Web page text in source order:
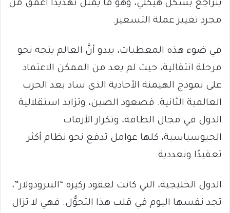
يتراجع بشكل هيكلي، وهو ما يمثل تهديدًا أعمق من
مجرد تغيير عملة التسعير.
في ضوء هذه المعطيات، يبدو أنَّ العالم يتجه نحو
مرحلة انتقالية، حيث لم يعد من الممكن الاعتماد
على نموذج الهيمنة الأحادية الذي ساد بعد الحرب
العالمية الثانية. فصعود الصين، وتزايد استقلالية
الدول في مجال الطاقة، وتكرار الأزمات
الجيوسياسية، كلها عوامل تدفع نحو نظام أكثر
تعقيدًا وتعددية.
الدول الخليجية، التي كانت لعقود ركيزة “البترودولار”،
تجد نفسها اليوم في قلب هذا التحوُّل. فهي لا تزال